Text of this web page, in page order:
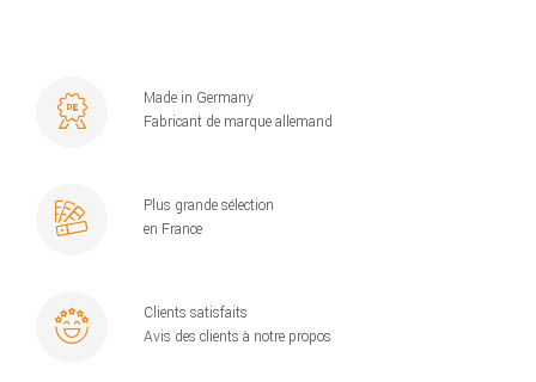
Made in Germany
Fabricant de marque allemand
Plus grande sélection
en France
Clients satisfaits
Avis des clients à notre propos